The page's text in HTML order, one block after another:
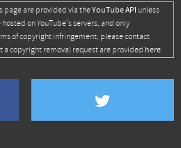
page are provided via theYouTube API unless
on YouTube's servers, and only
of copyright infringement, please contact
a copyright removal request are provided here.